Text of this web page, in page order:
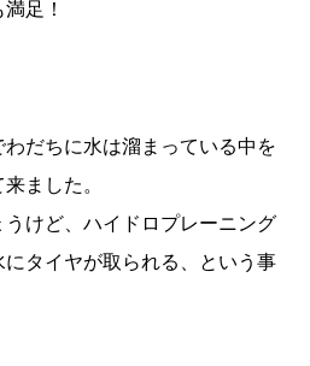
足！
だちに水は溜まっている中を
ました。
けど、ハイドロプレーニング
タイヤが取られる、という事